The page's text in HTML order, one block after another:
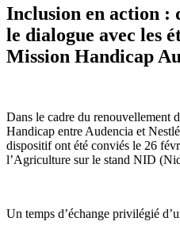
Inclusion en action :
le dialogue avec les
Mission Handicap
Dans le cadre du renouvellement
Handicap entre Audencia et
dispositif ont été conviés le 26
l’Agriculture sur le stand NID
Un temps d’échange privilégié